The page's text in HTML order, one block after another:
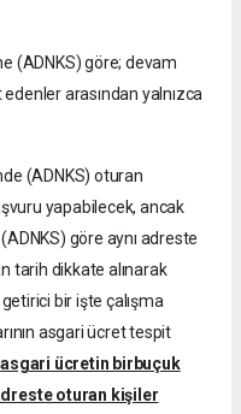
(ADNKS) göre; devam
arasından yalnızca
(ADNKS) oturan
yapabilecek, ancak
göre aynı adreste
tarih dikkate alınarak
bir işte çalışma
asgari ücret tespit
asgari ücretin birbuçuk
oturan kişiler